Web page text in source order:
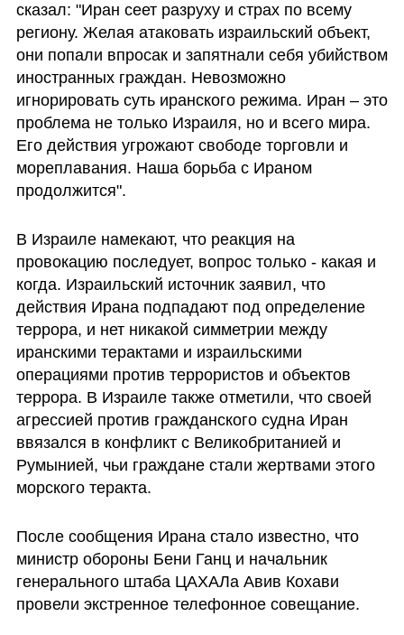
сказал: "Иран сеет разруху и страх по всему
региону. Желая атаковать израильский объект,
они попали впросак и запятнали себя убийством
иностранных граждан. Невозможно
игнорировать суть иранского режима. Иран – это
проблема не только Израиля, но и всего мира.
Его действия угрожают свободе торговли и
мореплавания. Наша борьба с Ираном
продолжится".
В Израиле намекают, что реакция на
провокацию последует, вопрос только - какая и
когда. Израильский источник заявил, что
действия Ирана подпадают под определение
террора, и нет никакой симметрии между
иранскими терактами и израильскими
операциями против террористов и объектов
террора. В Израиле также отметили, что своей
агрессией против гражданского судна Иран
ввязался в конфликт с Великобританией и
Румынией, чьи граждане стали жертвами этого
морского теракта.
После сообщения Ирана стало известно, что
министр обороны Бени Ганц и начальник
генерального штаба ЦАХАЛа Авив Кохави
провели экстренное телефонное совещание.